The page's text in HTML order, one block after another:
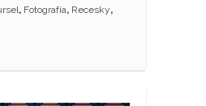
, Fotografía, Recesky,